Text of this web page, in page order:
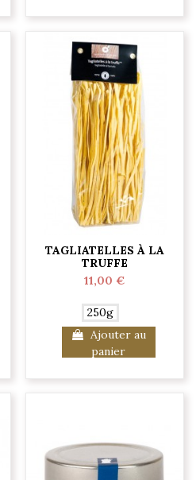
TAGLIATELLES À LA
TRUFFE
11,00 €
250g
Ajouter au
panier